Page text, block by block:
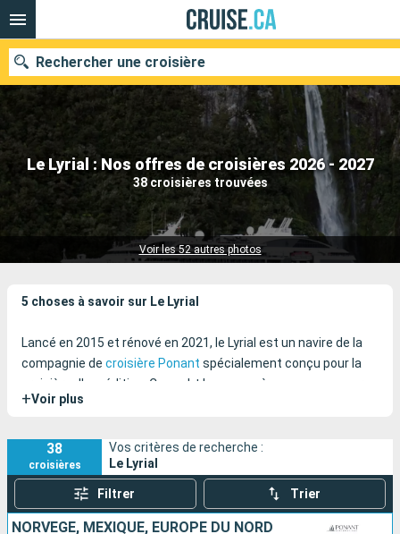
Le Lyrial : Nos offres de croisières 2026 - 2027
38 croisières trouvées
Voir les 52 autres photos
Rechercher une croisière
Nos destinations
Mois de départ
Compagnies
5 choses à savoir sur Le Lyrial
Lancé en 2015 et rénové en 2021, le Lyrial est un navire de la
compagnie de croisière Ponant spécialement conçu pour la
croisière d'expédition. Ce yacht luxueux mène ses passagers
vers les destinations les plus lointaines. Ses sisterships sont
+Voir plus
38
croisières
Vos critères de recherche :
Le Lyrial
Filtrer Trier
NORVÈGE, MEXIQUE, EUROPE DU NORD